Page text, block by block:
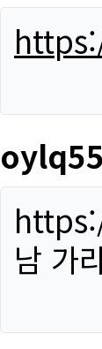
남 가